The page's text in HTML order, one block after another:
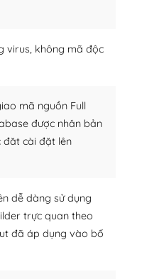
virus, không mã độc
mã nguồn Full
được nhân bản
đăt cài đặt lên
dễ dàng sử dụng
trực quan theo
đã áp dụng vào bố